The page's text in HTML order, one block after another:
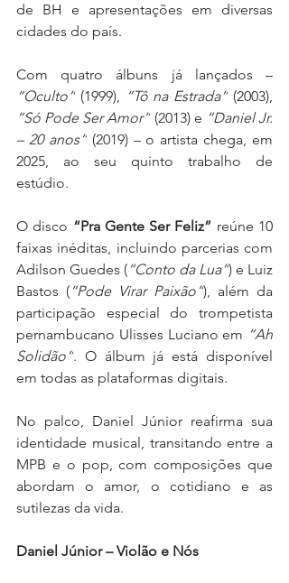
de BH e apresentações em diversas
cidades do país.
“Oculto” (1999), “Tô na Estrada”
“Só Pode Ser Amor” (2013) e “Daniel Jr.
– 20 anos” (2019) – o artista chega, em
2025, ao seu quinto trabalho de
estúdio.
O disco “Pra Gente Ser Feliz” reúne 10
faixas inéditas, incluindo parcerias com
Adilson Guedes ( “Conto da Lua”) e Luiz
Bastos ( “Pode Virar Paixão”), além da
participação especial do trompetista
pernambucano Ulisses Luciano em “Ah
Solidão”. O álbum já está disponível
em todas as plataformas digitais.
No palco, Daniel Júnior reafirma sua
identidade musical, transitando entre a
MPB e o pop, com composições que
abordam o amor, o cotidiano e as
sutilezas da vida.
Daniel Júnior – Violão e Nós